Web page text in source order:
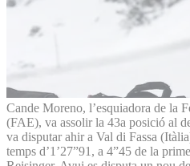
Cande Moreno, l’esquiadora de la
(FAE), va assolir la 43a posició al
va disputar ahir a Val di Fassa
temps d’1’27”91, a 4”45 de la